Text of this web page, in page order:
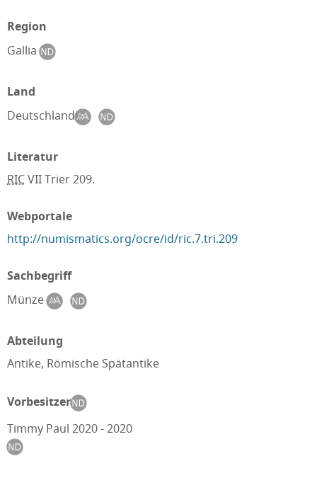
Region
Gallia
Land
Deutschland
Literatur
RICVII Trier 209.
Webportale
http://numismatics.org/ocre/id/ric.7.tri.209
Sachbegriff
Münze
Abteilung
Antike, Römische Spätantike
Vorbesitzer
Timmy Paul 2020 - 2020